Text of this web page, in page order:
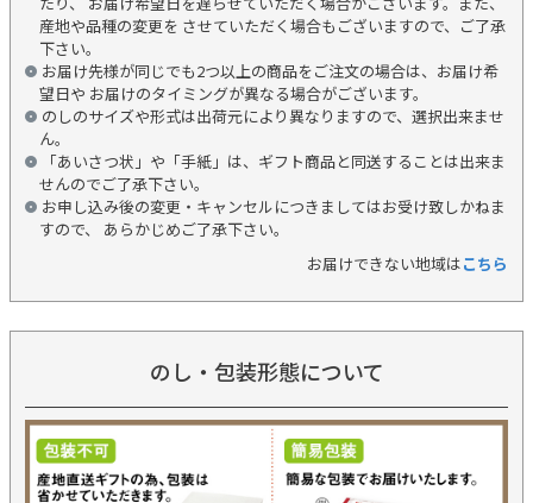
産地や品種の変更を させていただく場合もございますので、ご了承
下さい。
お届け先様が同じでも2つ以上の商品をご注文の場合は、お届け希
望日や お届けのタイミングが異なる場合がございます。
のしのサイズや形式は出荷元により異なりますので、選択出来ませ
ん。
「あいさつ状」や「手紙」は、ギフト商品と同送することは出来ま
せんのでご了承下さい。
お申し込み後の変更・キャンセルにつきましてはお受け致しかねま
すので、 あらかじめご了承下さい。
お届けできない地域はこちら
のし・包装形態について